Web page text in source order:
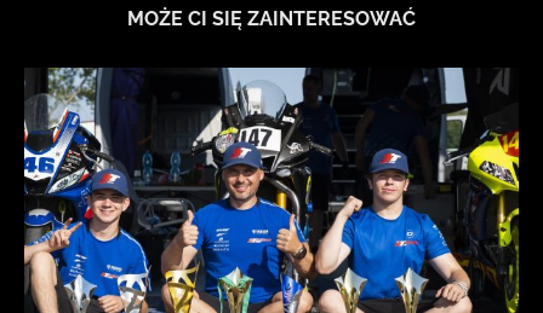
MOŻE CI SIĘ ZAINTERESOWAĆ